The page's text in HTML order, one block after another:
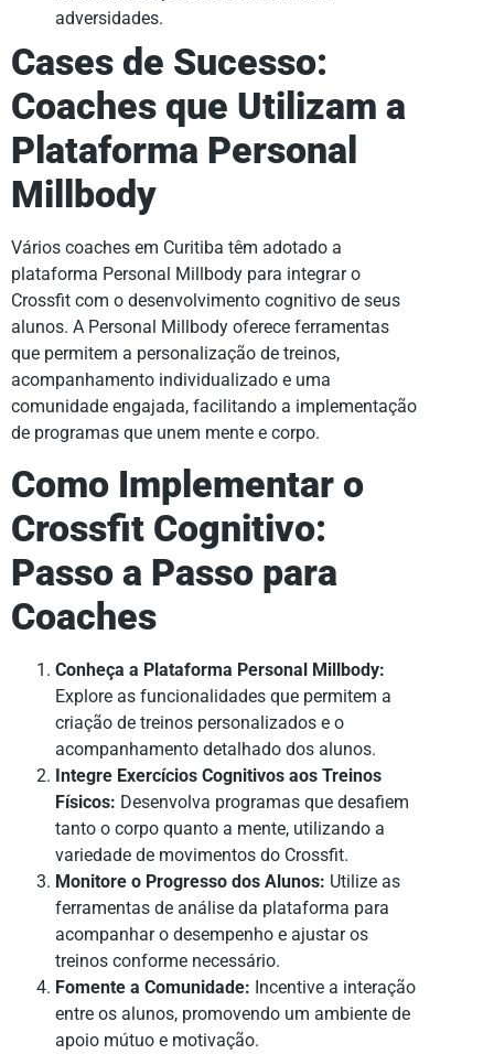
adversidades.
Cases de Sucesso:
Coaches que Utilizam a
Plataforma Personal
Millbody
Vários coaches em Curitiba têm adotado a
plataforma Personal Millbody para integrar o
Crossfit com o desenvolvimento cognitivo de seus
alunos. A Personal Millbody oferece ferramentas
que permitem a personalização de treinos,
acompanhamento individualizado e uma
comunidade engajada, facilitando a implementação
de programas que unem mente e corpo.
Como Implementar o
Crossfit Cognitivo:
Passo a Passo para
Coaches
Conheça a Plataforma Personal Millbody:
Explore as funcionalidades que permitem a
criação de treinos personalizados e o
acompanhamento detalhado dos alunos.
Integre Exercícios Cognitivos aos Treinos
Físicos: Desenvolva programas que desafiem
tanto o corpo quanto a mente, utilizando a
variedade de movimentos do Crossfit.
Monitore o Progresso dos Alunos: Utilize as
ferramentas de análise da plataforma para
acompanhar o desempenho e ajustar os
treinos conforme necessário.
Fomente a Comunidade: Incentive a interação
entre os alunos, promovendo um ambiente de
apoio mútuo e motivação.